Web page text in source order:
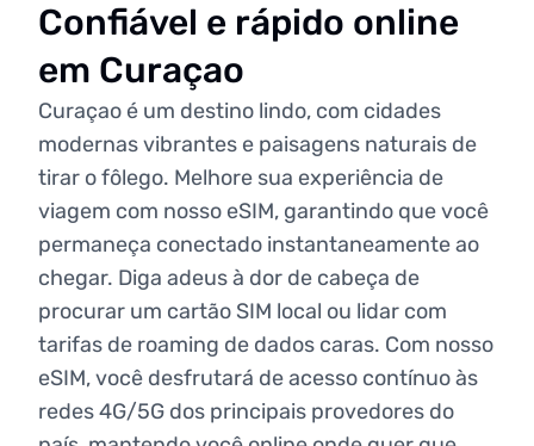
Confiável e rápido online
em Curaçao
Curaçao é um destino lindo, com cidades
modernas vibrantes e paisagens naturais de
tirar o fôlego. Melhore sua experiência de
viagem com nosso eSIM, garantindo que você
permaneça conectado instantaneamente ao
chegar. Diga adeus à dor de cabeça de
procurar um cartão SIM local ou lidar com
tarifas de roaming de dados caras. Com nosso
eSIM, você desfrutará de acesso contínuo às
redes 4G/5G dos principais provedores do